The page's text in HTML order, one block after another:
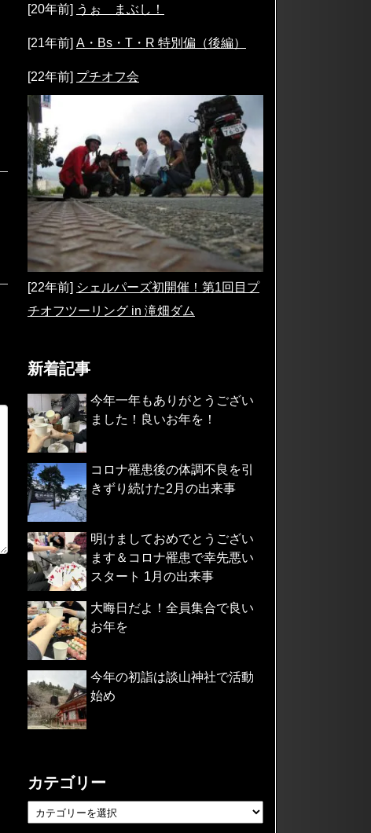
[20年前] うぉ まぶし！
[21年前] A・Bs・T・R 特別偏（後編）
[22年前] プチオフ会
[22年前] シェルパーズ初開催！第1回目プ
チオフツーリング in 滝畑ダム
新着記事
今年一年もありがとうござい
ました！良いお年を！
コロナ罹患後の体調不良を引
きずり続けた2月の出来事
明けましておめでとうござい
ます＆コロナ罹患で幸先悪い
スタート 1月の出来事
大晦日だよ！全員集合で良い
お年を
今年の初詣は談山神社で活動
始め
カテゴリー